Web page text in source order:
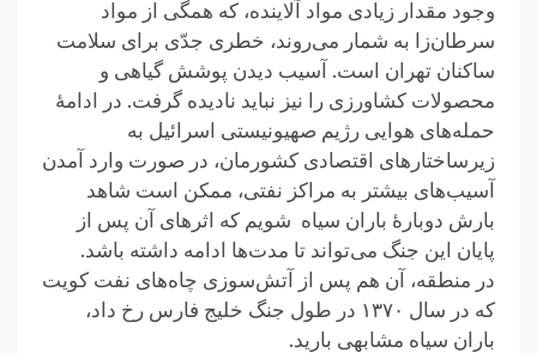
وجود مقدار زیادی مواد آلاینده، که همگی از مواد
سرطان‌زا به‌ شمار می‌روند، خطری جدّی برای سلامت
ساکنان تهران است. آسیب دیدن پوشش گیاهی و
محصولات کشاورزی را نیز نباید نادیده گرفت. در ادامهٔ
حمله‌های هوایی رژیم صهيونيستی اسرائیل به
زیرساختارهای اقتصادی کشورمان، در صورت وارد آمدن
آسیب‌های بیشتر به مراکز نفتی، ممکن است شاهد
بارش دوبارهٔ باران سیاه شویم که اثرهای آن پس از
پایان این جنگ می‌تواند تا مدت‌ها ادامه داشته باشد.
در منطقه، آن هم پس از آتش‌سوزی چاه‌های نفت کویت
که در سال ۱۳۷۰ در طول جنگ خلیج فارس رخ داد،
باران سیاه مشابهی بارید.